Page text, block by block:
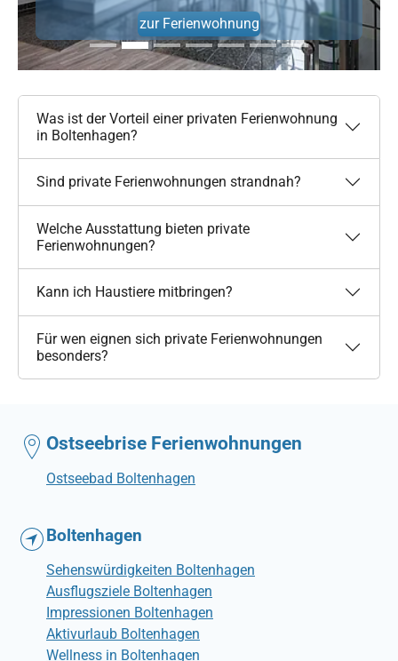
zur Ferienwohnung
Was ist der Vorteil einer privaten Ferienwohnung
in Boltenhagen?
Sind private Ferienwohnungen strandnah?
Welche Ausstattung bieten private
Ferienwohnungen?
Kann ich Haustiere mitbringen?
Für wen eignen sich private Ferienwohnungen
besonders?
Ostseebrise Ferienwohnungen
Ostseebad Boltenhagen
Boltenhagen
Sehenswürdigkeiten Boltenhagen
Ausflugsziele Boltenhagen
Impressionen Boltenhagen
Aktivurlaub Boltenhagen
Wellness in Boltenhagen